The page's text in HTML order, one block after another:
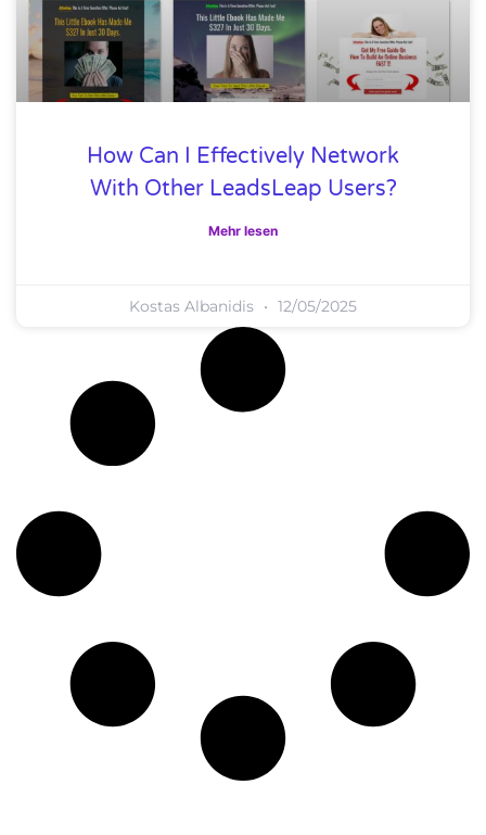
How Can I Effectively Network
With Other LeadsLeap Users?
Mehr lesen
Kostas Albanidis 12/05/2025